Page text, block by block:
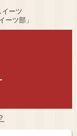
イーツ
ーツ部」